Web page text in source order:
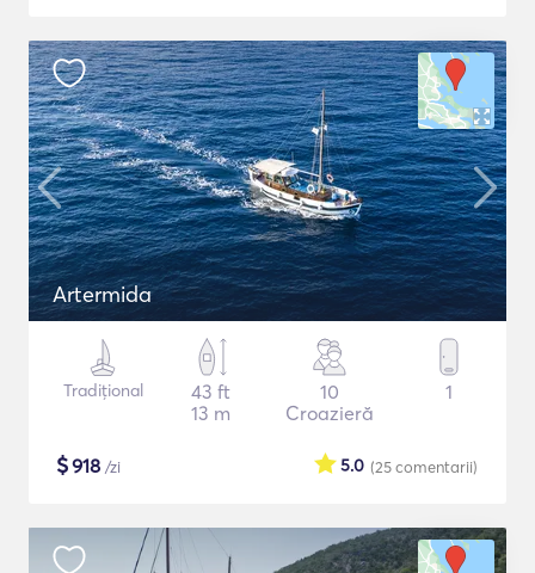
Artermida
Tradițional
43 ft
13 m
10
Croazieră
1
$918 /zi (25comentarii)
5.0